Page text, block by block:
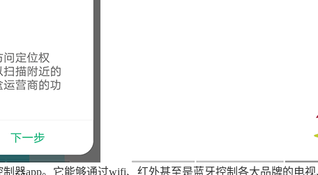
器app。它能够通过wifi、红外甚至是蓝牙控制各大品牌的电